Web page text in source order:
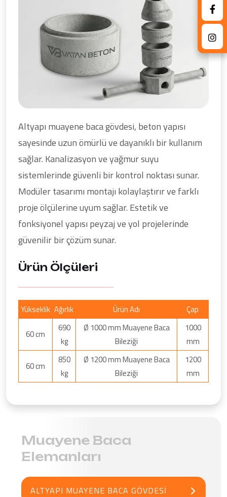
Altyapı muayene baca gövdesi, beton yapısı
sayesinde uzun ömürlü ve dayanıklı bir kullanım
sağlar. Kanalizasyon ve yağmur suyu
sistemlerinde güvenli bir kontrol noktası sunar.
Modüler tasarımı montajı kolaylaştırır ve farklı
proje ölçülerine uyum sağlar. Estetik ve
fonksiyonel yapısı peyzaj ve yol projelerinde
güvenilir bir çözüm sunar.
Ürün Ölçüleri
Yükseklik Ağırlık Ürün Adı Çap
60 cm
690
kg
Ø 1000 mm Muayene Baca
Bileziği
1000
mm
60 cm
850
kg
Ø 1200 mm Muayene Baca
Bileziği
1200
mm
Muayene Baca
Elemanları
ALTYAPI MUAYENE BACA GÖVDESI